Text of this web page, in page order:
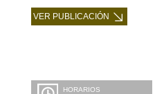
VER PUBLICACIÓN
HORARIOS